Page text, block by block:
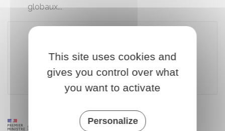
globaux...
Accéder au simulateur
Ministère chargé des finances
This site uses cookies and
gives you control over what
you want to activate
Personalize